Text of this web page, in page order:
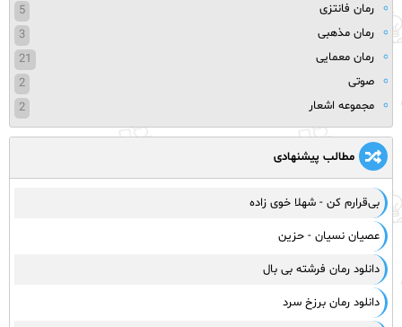
رمان فانتزی
5
رمان مذهبی
3
رمان معمایی
21
صوتی
2
مجموعه اشعار
2
مطالب پیشنهادی
بی‌قرارم کن - شهلا خوی زاده
عصیان نسیان - حزین
‌دانلود رمان فرشته بی بال
دانلود رمان برزخ سرد